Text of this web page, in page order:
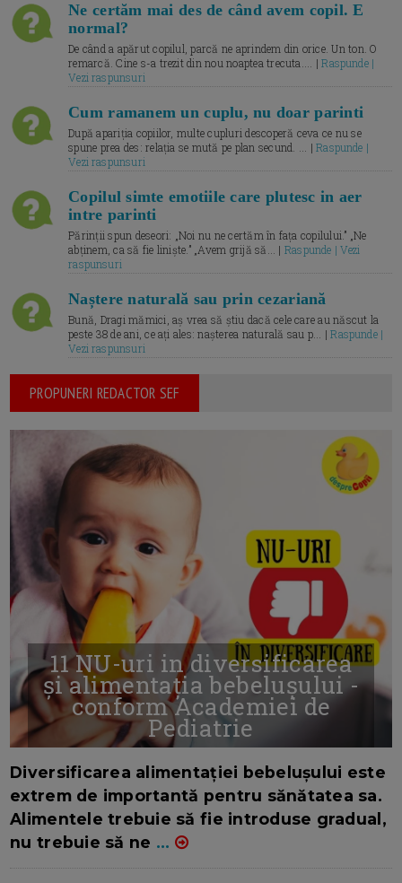
Ne certăm mai des de când avem copil. E
normal?
De când a apărut copilul, parcă ne aprindem din orice. Un ton. O
remarcă. Cine s-a trezit din nou noaptea trecuta.... |Raspunde |
Vezi raspunsuri
Cum ramanem un cuplu, nu doar parinti
După apariția copiilor, multe cupluri descoperă ceva ce nu se
spune prea des: relația se mută pe plan secund. ... |Raspunde |
Vezi raspunsuri
Copilul simte emotiile care plutesc in aer
intre parinti
Părinții spun deseori: „Noi nu ne certăm în fața copilului.” „Ne
abținem, ca să fie liniște.” „Avem grijă să... | Raspunde | Vezi
raspunsuri
Naștere naturală sau prin cezariană
Bună, Dragi mămici, aș vrea să știu dacă cele care au născut la
peste 38 de ani, ce ați ales: nașterea naturală sau p... |Raspunde |
Vezi raspunsuri
PROPUNERI REDACTOR SEF
11 NU-uri in diversificarea
și alimentația bebelușului -
conform Academiei de
Pediatrie
Diversificarea alimentației bebelușului este
extrem de importantă pentru sănătatea sa.
Alimentele trebuie să fie introduse gradual,
nu trebuie să ne ...